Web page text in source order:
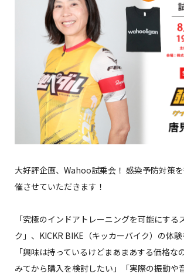
大好評企画、Wahoo試乗会！ 感染予防対策
催させていただきます！
「究極のインドアトレーニングを可能にする
ク」、KICKR BIKE（キッカーバイク）の体験
「興味は持っているけどまあまあする価格な
みてから購入を検討したい」「実際の振動や